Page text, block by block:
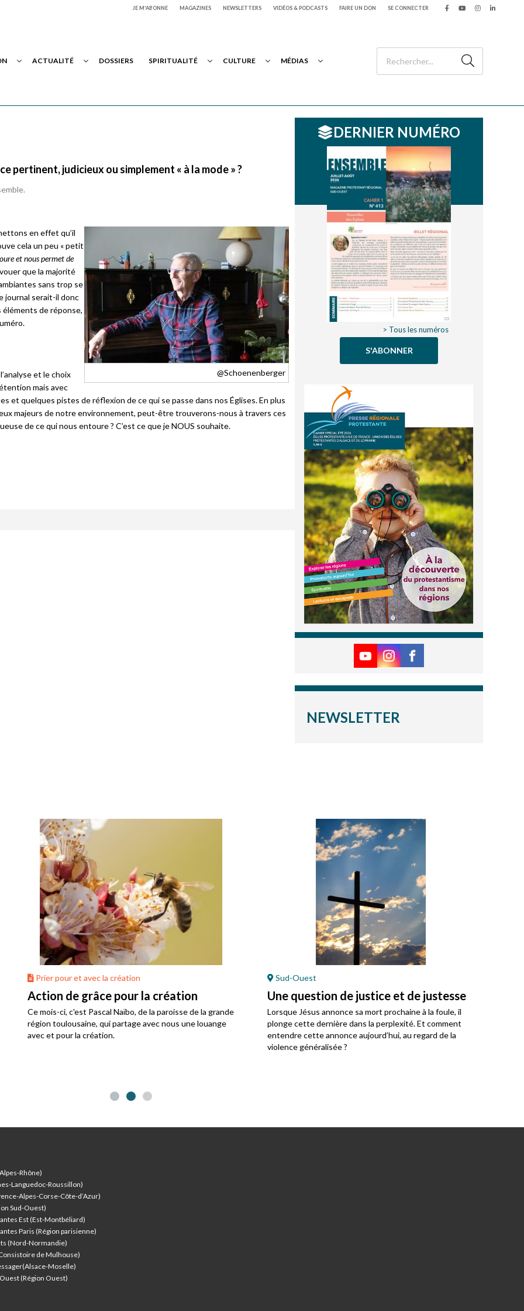
JE M'ABONNE MAGAZINES NEWSLETTERS VIDÉOS & PODCASTS FAIRE UN DON SE CONNECTER
ACTUALITÉ DOSSIERS SPIRITUALITÉ CULTURE MÉDIAS
pertinent, judicieux ou simplement « à la mode » ?
@Schoenenberger
en effet qu’il
cela un peu « petit
et nous permet de
que la majorité
sans trop se
journal serait-il donc
de réponse,
et le choix
mais avec
et quelques pistes de réflexion de ce qui se passe dans nos Églises. En plus
majeurs de notre environnement, peut-être trouverons-nous à travers ces
de ce qui nous entoure ? C’est ce que je NOUS souhaite.
DERNIER NUMÉRO
> Tous les numéros
S'ABONNER
NEWSLETTER
Prier pour et avec la création
Action de grâce pour la création
Ce mois-ci, c'est Pascal Naïbo, de la paroisse de la grande
région toulousaine, qui partage avec nous une louange
avec et pour la création.
Sud-Ouest
Une question de justice et de justesse
Lorsque Jésus annonce sa mort prochaine à la foule, il
plonge cette dernière dans la perplexité. Et comment
entendre cette annonce aujourd’hui, au regard de la
violence généralisée ?
Rhône)
Languedoc-Roussillon)
Alpes-Corse-Côte-d’Azur)
Sud-Ouest)
Est (Est-Montbéliard)
Paris (Région parisienne)
(Nord-Normandie)
de Mulhouse)
Moselle)
(Région Ouest)